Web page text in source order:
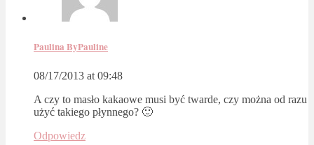
Paulina ByPauline
08/17/2013 at 09:48
A czy to masło kakaowe musi być twarde, czy można od razu
użyć takiego płynnego? 🙂
Odpowiedz